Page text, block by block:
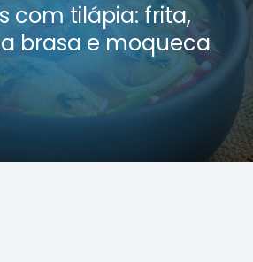
com tilápia: frita,
brasa e moqueca